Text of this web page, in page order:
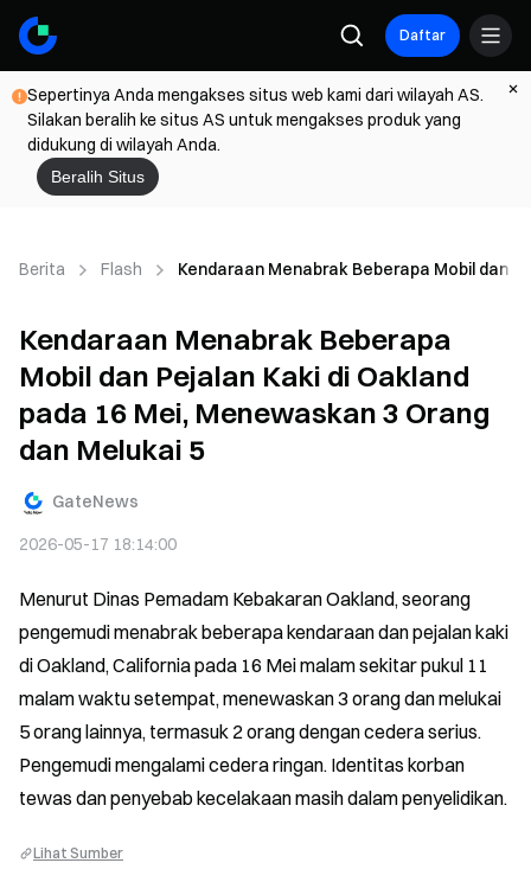
Daftar
Sepertinya Anda mengakses situs web kami dari wilayah AS.
Silakan beralih ke situs AS untuk mengakses produk yang
didukung di wilayah Anda.
Beralih Situs
Berita Flash Kendaraan Menabrak Beberapa Mobil dan
Kendaraan Menabrak Beberapa
Mobil dan Pejalan Kaki di Oakland
pada 16 Mei, Menewaskan 3 Orang
dan Melukai 5
GateNews
2026-05-17 18:14:00
Menurut Dinas Pemadam Kebakaran Oakland, seorang
pengemudi menabrak beberapa kendaraan dan pejalan kaki
di Oakland, California pada 16 Mei malam sekitar pukul 11
malam waktu setempat, menewaskan 3 orang dan melukai
5 orang lainnya, termasuk 2 orang dengan cedera serius.
Pengemudi mengalami cedera ringan. Identitas korban
tewas dan penyebab kecelakaan masih dalam penyelidikan.
Lihat Sumber